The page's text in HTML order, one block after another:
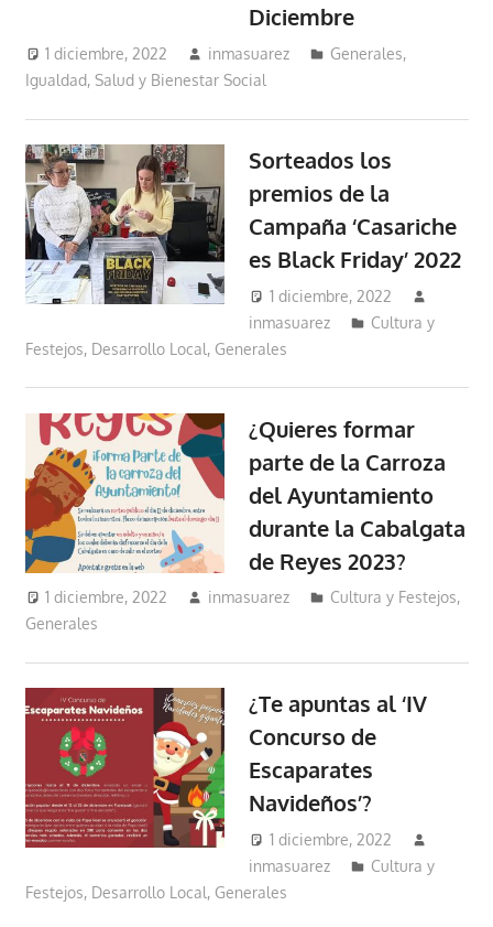
Diciembre
1 diciembre, 2022 inmasuarez Generales,
Igualdad, Salud y Bienestar Social
Sorteados los
premios de la
Campaña ‘Casariche
es Black Friday’ 2022
1 diciembre, 2022
inmasuarez
Cultura y
Festejos, Desarrollo Local, Generales
¿Quieres formar
parte de la Carroza
del Ayuntamiento
durante la Cabalgata
de Reyes 2023?
1 diciembre, 2022 inmasuarez Cultura y Festejos,
Generales
¿Te apuntas al ‘IV
Concurso de
Escaparates
Navideños’?
1 diciembre, 2022
inmasuarez
Cultura y
Festejos, Desarrollo Local, Generales